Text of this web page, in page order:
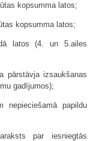
kopsumma latos;
kopsumma latos;
latos (4. un 5.ailes
pārstāvja izsaukšanas
gadījumos);
papildu
par iesniegtās